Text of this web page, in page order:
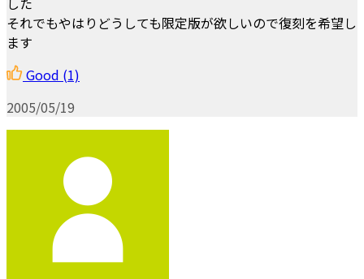
それでもやはりどうしても限定版が欲しいので復刻を希望し
ます
Good (1)
2005/05/19